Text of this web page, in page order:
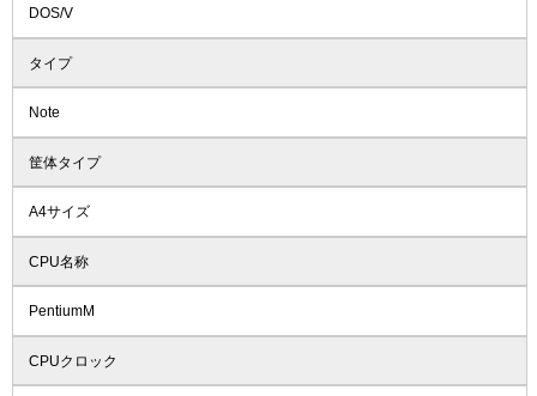
DOS/V
タイプ
Note
筐体タイプ
A4サイズ
CPU名称
PentiumM
CPUクロック